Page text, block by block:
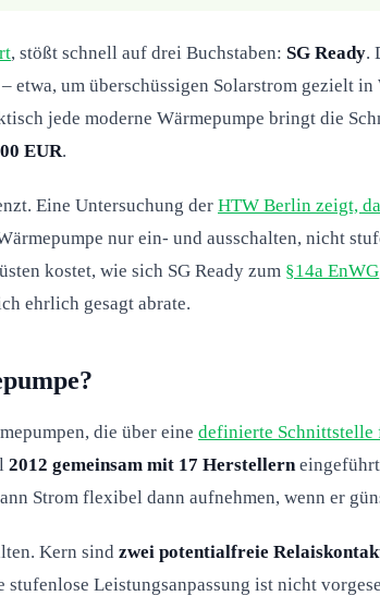
, stößt schnell auf drei Buchstaben: SG Ready.
etwa, um überschüssigen Solarstrom gezielt
jede moderne Wärmepumpe bringt die
EUR.
Eine Untersuchung der HTW Berlin zeigt,
nur ein- und ausschalten, nicht
kostet, wie sich SG Ready zum §14a EnWG
ehrlich gesagt abrate.
die über eine definierte Schnittstelle
2012 gemeinsam mit 17 Herstellern
Strom flexibel dann aufnehmen, wenn er
Kern sind zwei potentialfreie
stufenlose Leistungsanpassung ist nicht